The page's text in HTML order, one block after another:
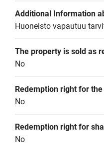
Additional Information
Huoneisto vapautuu
The property is sold as
No
Redemption right for
No
Redemption right for
No